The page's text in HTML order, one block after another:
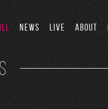
NEWS LIVE ABOUT